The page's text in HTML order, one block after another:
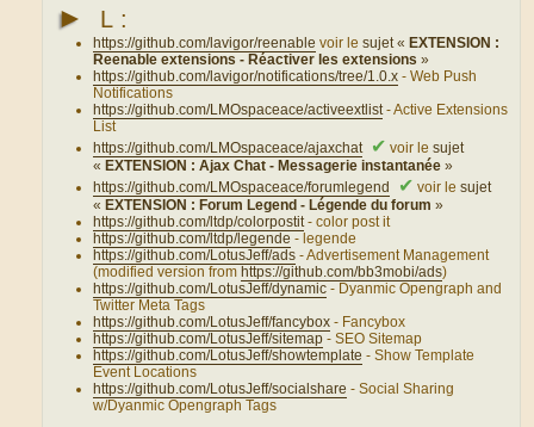
► L :
https://github.com/lavigor/reenable voir lesujet « EXTENSION :
Reenable extensions - Réactiver les extensions»
https://github.com/lavigor/notifications/tree/1.0.x - Web Push
Notifications
https://github.com/LMOspaceace/activeextlist- Active Extensions
List
https://github.com/LMOspaceace/ajaxchat
✔ voir lesujet
« EXTENSION : Ajax Chat - Messagerie instantanée»
https://github.com/LMOspaceace/forumlegend
✔ voir lesujet
« EXTENSION : Forum Legend - Légende du forum»
https://github.com/ltdp/colorpostit- color post it
https://github.com/ltdp/legende - legende
https://github.com/LotusJeff/ads - Advertisement Management
(modified version from https://github.com/bb3mobi/ads)
https://github.com/LotusJeff/dynamic - Dyanmic Opengraph and
Twitter Meta Tags
https://github.com/LotusJeff/fancybox - Fancybox
https://github.com/LotusJeff/sitemap - SEO Sitemap
https://github.com/LotusJeff/showtemplate - Show Template
Event Locations
https://github.com/LotusJeff/socialshare - Social Sharing
w/Dyanmic Opengraph Tags